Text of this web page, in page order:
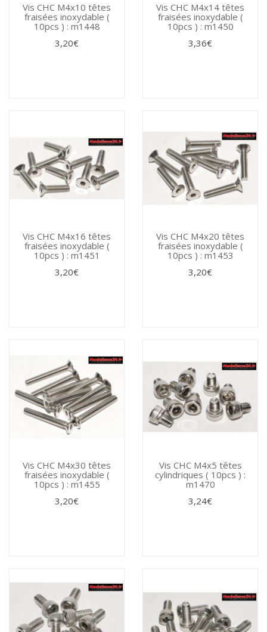
Vis CHC M4x10 têtes
fraisées inoxydable (
10pcs ) : m1448
3,20€
Vis CHC M4x14 têtes
fraisées inoxydable (
10pcs ) : m1450
3,36€
Vis CHC M4x16 têtes
fraisées inoxydable (
10pcs ) : m1451
3,20€
Vis CHC M4x20 têtes
fraisées inoxydable (
10pcs ) : m1453
3,20€
Vis CHC M4x30 têtes
fraisées inoxydable (
10pcs ) : m1455
3,20€
Vis CHC M4x5 têtes
cylindriques ( 10pcs ) :
m1470
3,24€